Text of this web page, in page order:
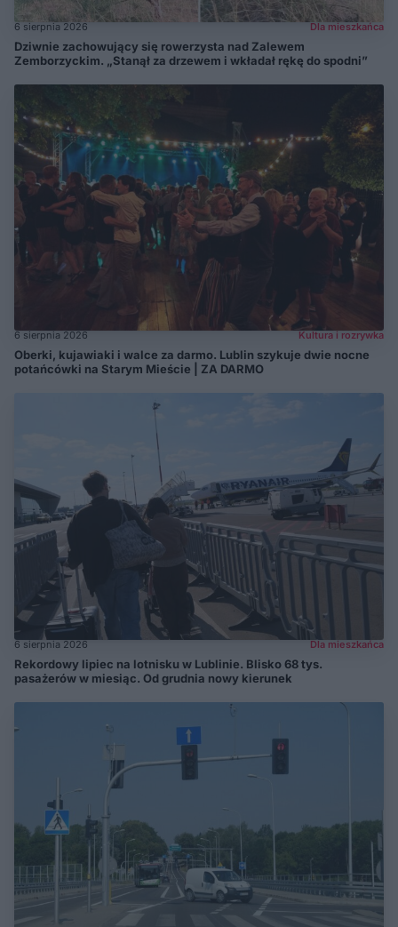
6 sierpnia 2026 Dla mieszkańca
Dziwnie zachowujący się rowerzysta nad Zalewem
Zemborzyckim. „Stanął za drzewem i wkładał rękę do spodni”
6 sierpnia 2026 Kultura i rozrywka
Oberki, kujawiaki i walce za darmo. Lublin szykuje dwie nocne
potańcówki na Starym Mieście | ZA DARMO
6 sierpnia 2026 Dla mieszkańca
Rekordowy lipiec na lotnisku w Lublinie. Blisko 68 tys.
pasażerów w miesiąc. Od grudnia nowy kierunek